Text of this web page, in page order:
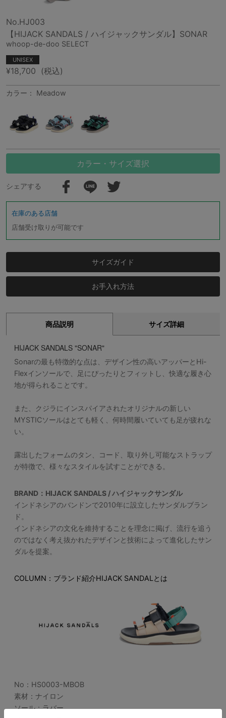
No.HJ003
【HIJACK SANDALS / ハイジャックサンダル】SONAR
whoop-de-doo SELECT
UNISEX
¥18,700 (税込)
カラー： Meadow
カラー・サイズ選択
シェアする
在庫のある店舗
店舗受け取りが可能です
サイズガイド
お手入れ方法
商品説明 サイズ詳細
HIJACK SANDALS "SONAR"
Sonarの最も特徴的な点は、デザイン性の高いアッパーとHi-
Flexインソールで、足にぴったりとフィットし、快適な履き心
地が得られることです。
また、クジラにインスパイアされたオリジナルの新しい
MYSTICソールはとても軽く、何時間履いていても足が疲れな
い。
露出したフォームのタン、コード、取り外し可能なストラップ
が特徴で、様々なスタイルを試すことができる。
BRAND：HIJACK SANDALS / ハイジャックサンダル
インドネシアのバンドンで2010年に設立したサンダルブラン
ド。
インドネシアの文化を維持することを理念に掲げ、流行を追う
のではなく考え抜かれたデザインと技術によって進化したサン
ダルを提案。
COLUMN：ブランド紹介HIJACK SANDALとは
No： HS0003-MBOB
素材：ナイロン
ソール：ラバー